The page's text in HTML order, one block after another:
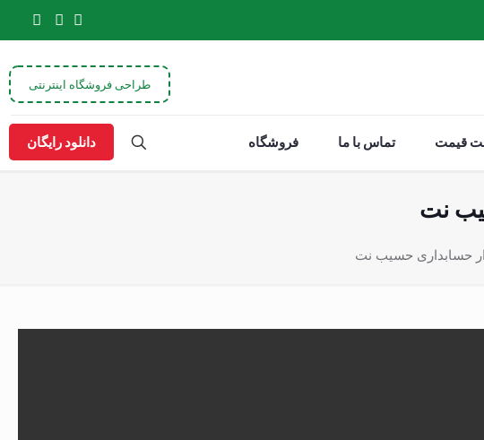
طراحی فروشگاه اینترنتی
قیمت تماس با ما فروشگاه دانلود رایگان
نت
حسابداری حسیب نت